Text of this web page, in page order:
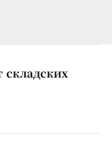
складских